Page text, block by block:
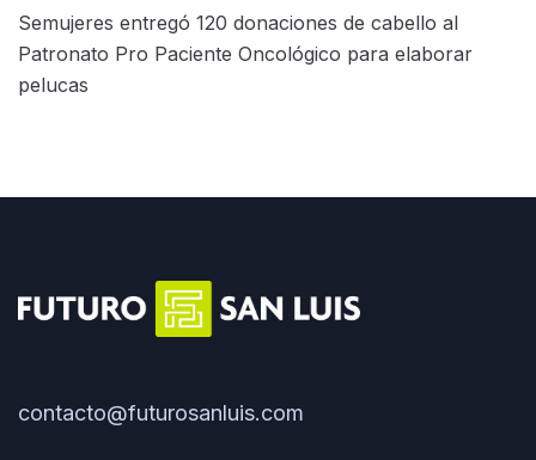
Semujeres entregó 120 donaciones de cabello al
Patronato Pro Paciente Oncológico para elaborar
pelucas
contacto@futurosanluis.com